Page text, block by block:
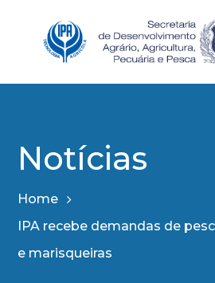
Notícias
Home
IPA recebe demandas de
e marisqueiras